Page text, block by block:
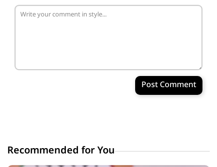
Post Comment
Recommended for You